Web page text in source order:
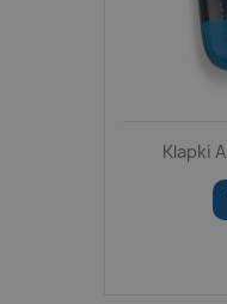
Klapki